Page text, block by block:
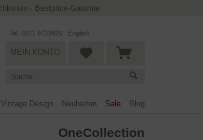
· Bestprice-Garantie
Tel. 0221 9723920 English
MEIN KONTO
Vintage Design Neuheiten Sale Blog
OneCollection